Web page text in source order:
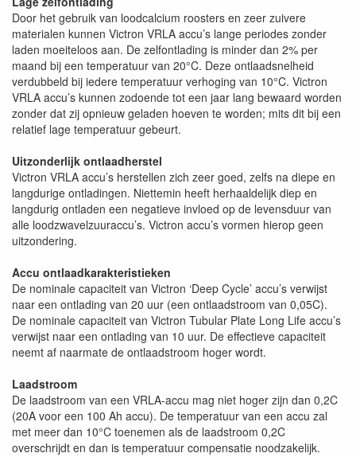
Door het gebruik van loodcalcium roosters en zeer zuivere
materialen kunnen Victron VRLA accu’s lange periodes zonder
laden moeiteloos aan. De zelfontlading is minder dan 2% per
maand bij een temperatuur van 20°C. Deze ontlaadsnelheid
verdubbeld bij iedere temperatuur verhoging van 10°C. Victron
VRLA accu’s kunnen zodoende tot een jaar lang bewaard worden
zonder dat zij opnieuw geladen hoeven te worden; mits dit bij een
relatief lage temperatuur gebeurt.
Uitzonderlijk ontlaadherstel
Victron VRLA accu’s herstellen zich zeer goed, zelfs na diepe en
langdurige ontladingen. Niettemin heeft herhaaldelijk diep en
langdurig ontladen een negatieve invloed op de levensduur van
alle loodzwavelzuuraccu’s. Victron accu’s vormen hierop geen
uitzondering.
Accu ontlaadkarakteristieken
De nominale capaciteit van Victron ‘Deep Cycle’ accu’s verwijst
naar een ontlading van 20 uur (een ontlaadstroom van 0,05C).
De nominale capaciteit van Victron Tubular Plate Long Life accu’s
verwijst naar een ontlading van 10 uur. De effectieve capaciteit
neemt af naarmate de ontlaadstroom hoger wordt.
Laadstroom
De laadstroom van een VRLA-accu mag niet hoger zijn dan 0,2C
(20A voor een 100 Ah accu). De temperatuur van een accu zal
met meer dan 10°C toenemen als de laadstroom 0,2C
overschrijdt en dan is temperatuur compensatie noodzakelijk.